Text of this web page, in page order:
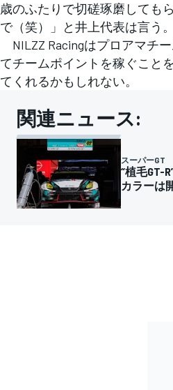
歳のふたりで切磋琢磨しても
で（笑）」と井上代表は言う。
NILZZ Racingはプロアマチ
てチームポイントを稼ぐこと
てくれるかもしれない。
関連ニュース:
スーパーGT
“植毛GT-
カラーは